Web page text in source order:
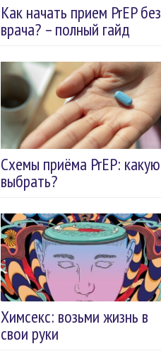
Как начать прием PrEP без
врача? – полный гайд
Схемы приёма PrEP: какую
выбрать?
Химсекс: возьми жизнь в
свои руки